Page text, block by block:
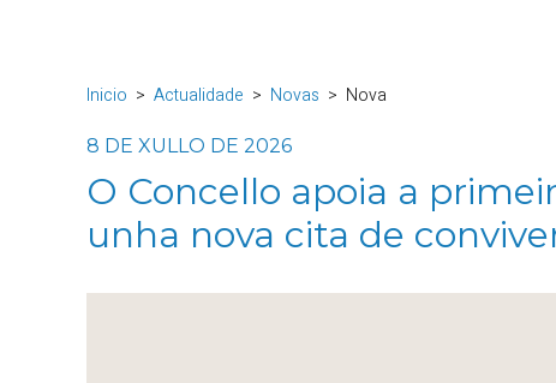
Inicio Actualidade Novas Nova
8 DE XULLO DE 2026
O Concello apoia a
unha nova cita de